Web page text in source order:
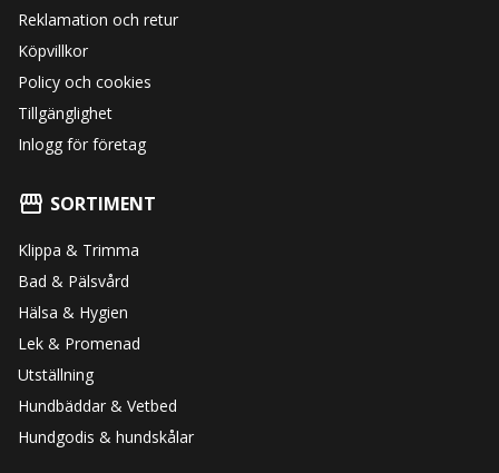
Reklamation och retur
Köpvillkor
Policy och cookies
Tillgänglighet
Inlogg för företag
SORTIMENT
Klippa & Trimma
Bad & Pälsvård
Hälsa & Hygien
Lek & Promenad
Utställning
Hundbäddar & Vetbed
Hundgodis & hundskålar